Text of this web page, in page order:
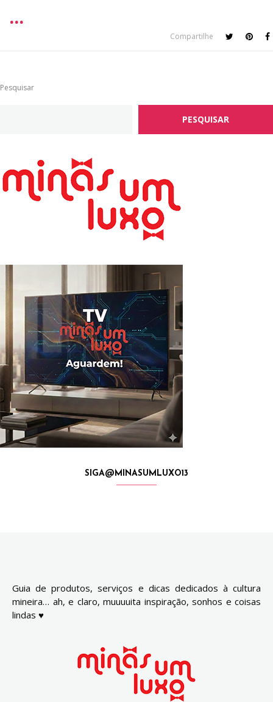
Compartilhe
Pesquisar
PESQUISAR
SIGA@MINASUMLUXO13
Guia de produtos, serviços e dicas dedicados à cultura
mineira… ah, e claro, muuuuita inspiração, sonhos e coisas
lindas ♥